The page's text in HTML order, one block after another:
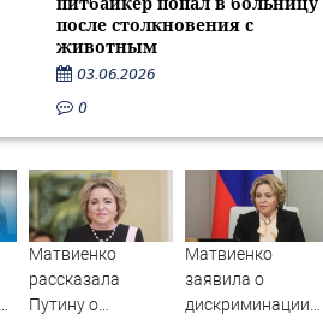
после столкновения с
животным
03.06.2026
0
Матвиенко
рассказала
Путину о
Матвиенко
заявила о
дискриминации